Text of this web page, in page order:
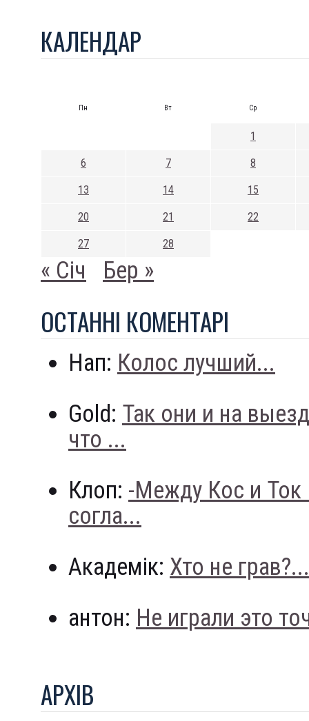
КАЛЕНДАР
Пн Вт Ср
1
6 7 8
13 14 15
20 21 22
27 28
« Січ Бер »
ОСТАННI КОМЕНТАРI
Нап: Колос лучший...
Gold: Так они и на
что ...
Клоп: -Между Кос и
согла...
Академік: Хто не грав?...
антон: Не играли это
АРХIВ